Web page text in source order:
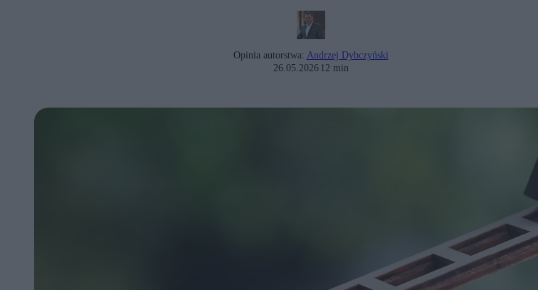
Opinia autorstwa: Andrzej Dybczyński
26.05.2026 12 min